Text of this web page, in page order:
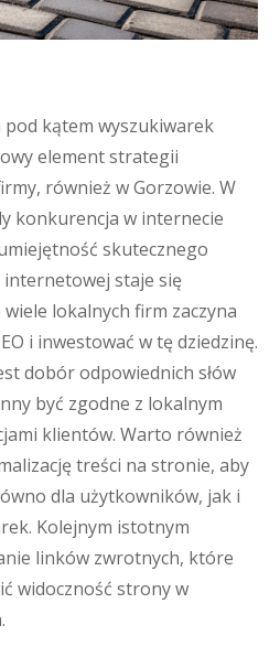
pod kątem wyszukiwarek
element strategii
również w Gorzowie. W
konkurencja w internecie
skutecznego
staje się
lokalnych firm zaczyna
i inwestować w tę dziedzinę.
dobór odpowiednich słów
być zgodne z lokalnym
klientów. Warto również
treści na stronie, aby
dla użytkowników, jak i
Kolejnym istotnym
linków zwrotnych, które
widoczność strony w